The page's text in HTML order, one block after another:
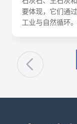
要体现，它们通
工业与自然循环
优化生产工艺、
意义。